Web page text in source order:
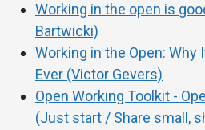
Working in the open is
Bartwicki)
Working in the Open: Why
Ever (Victor Gevers)
Open Working Toolkit -
(Just start / Share small,